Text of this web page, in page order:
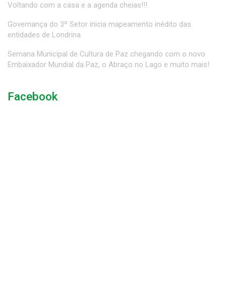
Voltando com a casa e a agenda cheias!!!
Governança do 3º Setor inicia mapeamento inédito das
entidades de Londrina
Semana Municipal de Cultura de Paz chegando com o novo
Embaixador Mundial da Paz, o Abraço no Lago e muito mais!
Facebook